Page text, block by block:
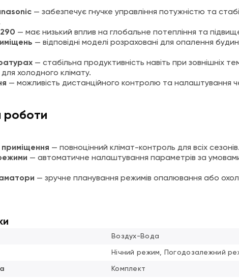
— забезпечує гнучке управління потужністю та
— має низький вплив на глобальне потепління та
— відповідні моделі розраховані для опалення
— стабільна продуктивність навіть при зовнішніх
холодного клімату.
— можливість дистанційного контролю та налаштування
роботи
— повноцінний клімат-контроль для всіх сезонів.
— автоматичне налаштування параметрів за
— зручне планування режимів опалювання або
Воздух-Вода
Нічний режим, Погодозалежний
Комплект